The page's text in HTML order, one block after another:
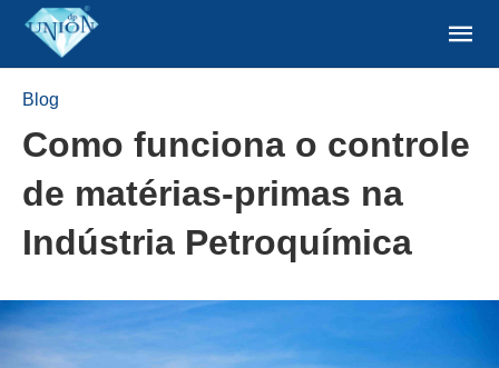
Blog
Como funciona o controle
de matérias-primas na
Indústria Petroquímica